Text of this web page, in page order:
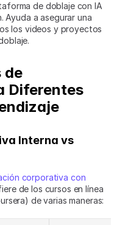
de doblaje con IA
Ayuda a asegurar una
los videos y proyectos
de
Diferentes
Interna vs
corporativa con
de los cursos en línea
de varias maneras: